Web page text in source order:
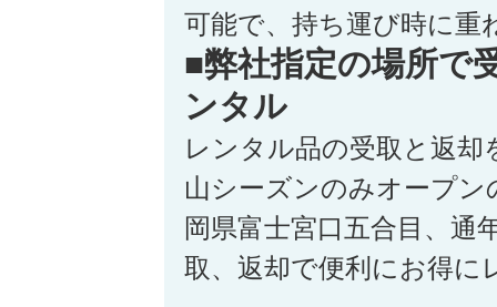
可能で、持ち運び時に重
■弊社指定の場所で
ンタル
レンタル品の受取と返却
山シーズンのみオープン
岡県富士宮口五合目、通
取、返却で便利にお得に